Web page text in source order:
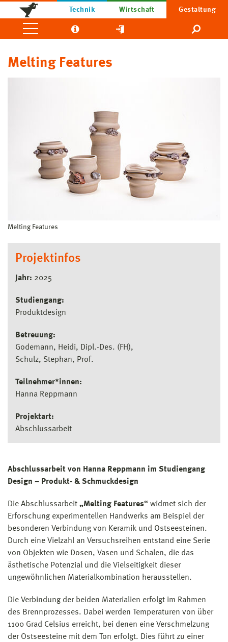
Technik Wirtschaft Gestaltung
Melting Features
Melting Features
Projektinfos
Jahr: 2025
Studiengang:
Produktdesign
Betreuung:
Godemann, Heidi, Dipl.-Des. (FH)
Schulz, Stephan, Prof.
Teilnehmer*innen:
Hanna Reppmann
Projektart:
Abschlussarbeit
Abschlussarbeit von Hanna Reppmann im Studiengang
Design – Produkt- & Schmuckdesign
Die Abschlussarbeit „Melting Features“ widmet sich der
Erforschung experimentellen Handwerks am Beispiel der
besonderen Verbindung von Keramik und Ostseesteinen.
Durch eine Vielzahl an Versuchsreihen entstand eine Serie
von Objekten wie Dosen, Vasen und Schalen, die das
ästhetische Potenzial und die Vielseitigkeit dieser
ungewöhnlichen Materialkombination herausstellen.
Die Verbindung der beiden Materialien erfolgt im Rahmen
des Brennprozesses. Dabei werden Temperaturen von über
1100 Grad Celsius erreicht, bei denen eine Verschmelzung
der Ostseesteine mit dem Ton erfolgt. Dies führt zu einer